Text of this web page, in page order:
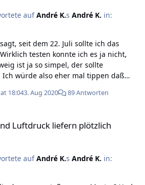
aufAndré K.s André K. in:
seit dem 22. Juli sollte ich das
testen konnte ich es ja nicht,
ist ja so simpel, der sollte
gezählte Fehler auf nichts hin? Und
18:043. Aug 2020 89 Antworten
Luftdruck liefern plötzlich
aufAndré K.s André K. in: